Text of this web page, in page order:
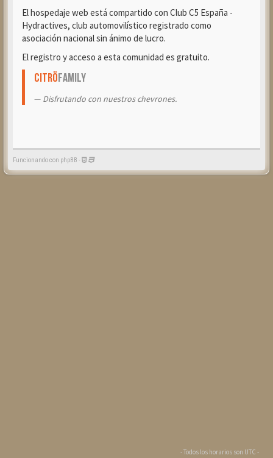
El hospedaje web está compartido con Club C5 España -
Hydractives, club automovilístico registrado como
asociación nacional sin ánimo de lucro.
El registro y acceso a esta comunidad es gratuito.
CitröFamily
Disfrutando con nuestros chevrones.
Funcionando con phpBB -
- Todos los horarios son UTC -